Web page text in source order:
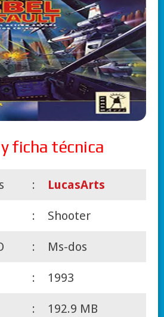
ficha técnica
: LucasArts
: Shooter
: Ms-dos
: 1993
: 192.9 MB